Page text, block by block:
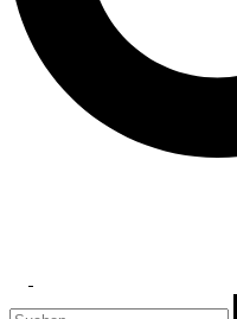
menu
Suchen